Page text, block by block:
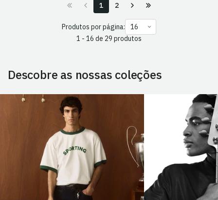
1 2
Produtos por página:
1 - 16 de 29 produtos
Descobre as nossas coleções